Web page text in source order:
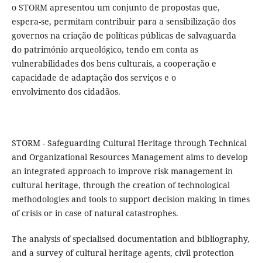
o STORM apresentou um conjunto de propostas que,
espera-se, permitam contribuir para a sensibilização dos
governos na criação de políticas públicas de salvaguarda
do património arqueológico, tendo em conta as
vulnerabilidades dos bens culturais, a cooperação e
capacidade de adaptação dos serviços e o
envolvimento dos cidadãos.
STORM - Safeguarding Cultural Heritage through Technical
and Organizational Resources Management aims to develop
an integrated approach to improve risk management in
cultural heritage, through the creation of technological
methodologies and tools to support decision making in times
of crisis or in case of natural catastrophes.
The analysis of specialised documentation and bibliography,
and a survey of cultural heritage agents, civil protection